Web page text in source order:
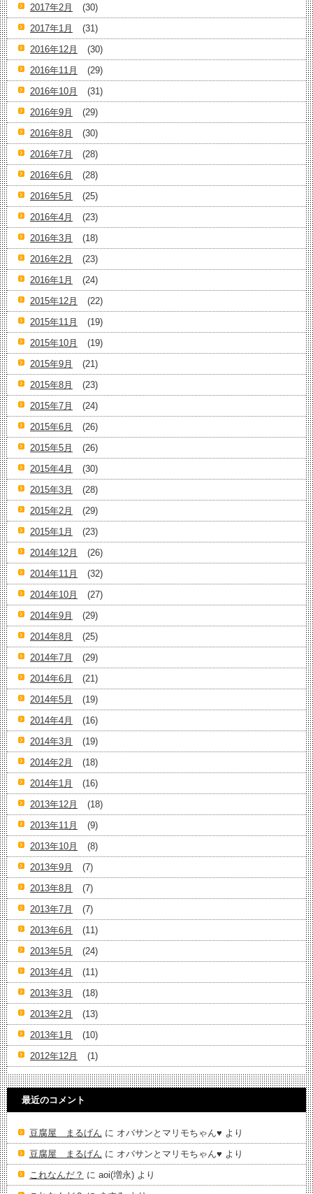
2017年2月
(30)
2017年1月
(31)
2016年12月
(30)
2016年11月
(29)
2016年10月
(31)
2016年9月
(29)
2016年8月
(30)
2016年7月
(28)
2016年6月
(28)
2016年5月
(25)
2016年4月
(23)
2016年3月
(18)
2016年2月
(23)
2016年1月
(24)
2015年12月
(22)
2015年11月
(19)
2015年10月
(19)
2015年9月
(21)
2015年8月
(23)
2015年7月
(24)
2015年6月
(26)
2015年5月
(26)
2015年4月
(30)
2015年3月
(28)
2015年2月
(29)
2015年1月
(23)
2014年12月
(26)
2014年11月
(32)
2014年10月
(27)
2014年9月
(29)
2014年8月
(25)
2014年7月
(29)
2014年6月
(21)
2014年5月
(19)
2014年4月
(16)
2014年3月
(19)
2014年2月
(18)
2014年1月
(16)
2013年12月
(18)
2013年11月
(9)
2013年10月
(8)
2013年9月
(7)
2013年8月
(7)
2013年7月
(7)
2013年6月
(11)
2013年5月
(24)
2013年4月
(11)
2013年3月
(18)
2013年2月
(13)
2013年1月
(10)
2012年12月
(1)
最近のコメント
豆腐屋 まるげん に オバサンとマリモちゃん♥️ より
豆腐屋 まるげん に オバサンとマリモちゃん♥️ より
これなんだ？ に aoi(増永) より